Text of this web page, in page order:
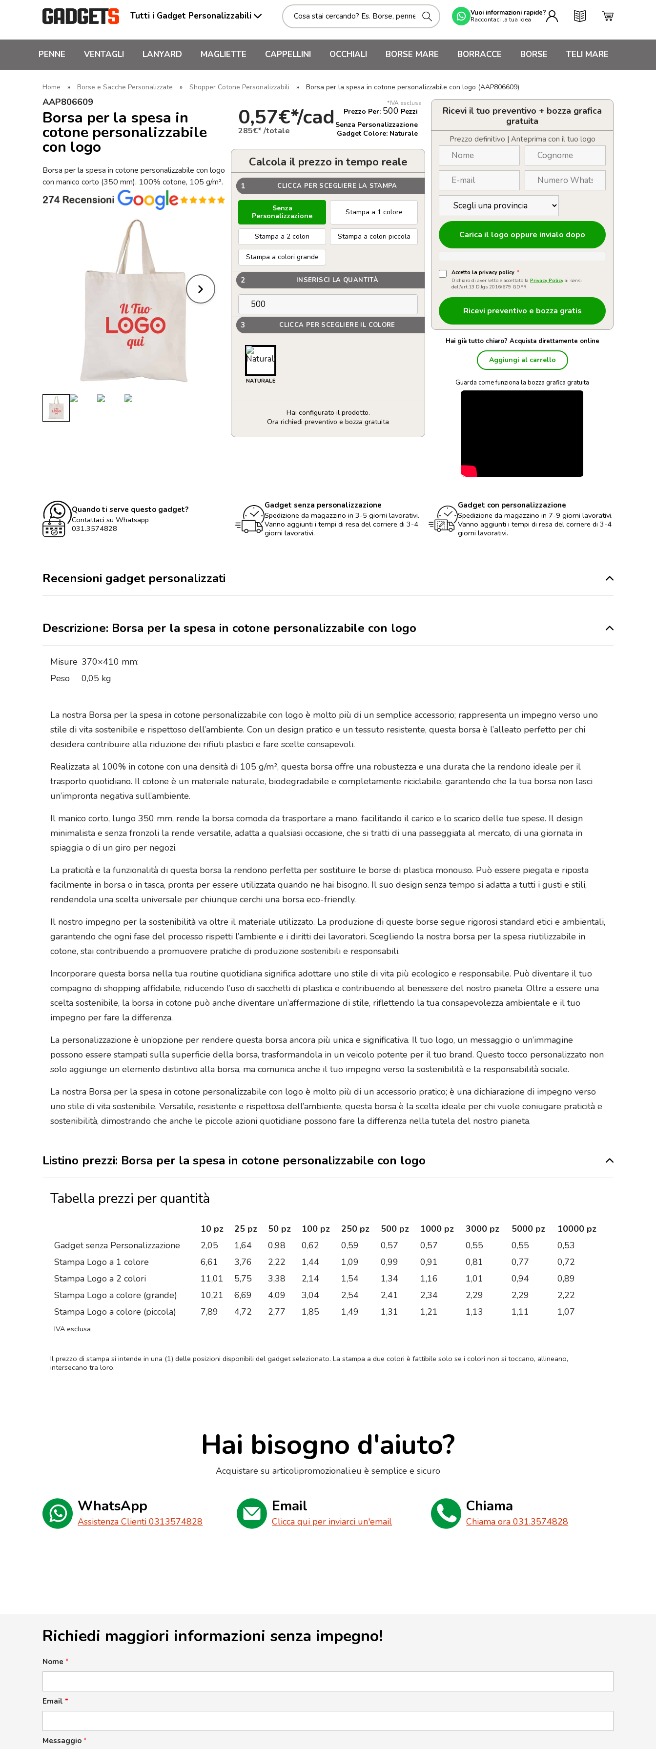
Tutti i Gadget Personalizzabili Vuoi informazioni rapide?
Raccontaci la tua idea
PENNE VENTAGLI LANYARD MAGLIETTE CAPPELLINI OCCHIALI BORSE MARE BORRACCE BORSE TELI MARE
Home » Borse e Sacche Personalizzate » Shopper Cotone Personalizzabili » Borsa per la spesa in cotone personalizzabile con logo (AAP806609)
AAP806609
Borsa per la spesa in
cotone personalizzabile
con logo
Borsa per la spesa in cotone personalizzabile con logo
con manico corto (350 mm). 100% cotone, 105 g/m².
*IVA esclusa
0,57€*/cad
285€* /totale
Prezzo Per: 500 Pezzi
Senza Personalizzazione
Gadget Colore: Naturale
Calcola il prezzo in tempo reale
1 CLICCA PER SCEGLIERE LA STAMPA
Senza
Personalizzazione
Stampa a 1 colore
Stampa a 2 colori Stampa a colori piccola
Stampa a colori grande
2 INSERISCI LA QUANTITÀ
3 CLICCA PER SCEGLIERE IL COLORE
NATURALE
Hai configurato il prodotto.
Ora richiedi preventivo e bozza gratuita
Borsa
logo
quantità
Ricevi il tuo preventivo + bozza grafica
gratuita
Prezzo definitivo | Anteprima con il tuo logo
Carica il logo oppure invialo dopo
Accetto la privacy policy *
Dichiaro di aver letto e accettato la Privacy Policy ai sensi
dell'art.13 D.lgs 2016/679 GDPR
Hai già tutto chiaro? Acquista direttamente online
Aggiungi al carrello
Guarda come funziona la bozza grafica gratuita
Quando ti serve questo gadget?
Contattaci su Whatsapp
031.3574828
Gadget senza personalizzazione
Spedizione da magazzino in 3-5 giorni lavorativi.
Vanno aggiunti i tempi di resa del corriere di 3-4
giorni lavorativi.
Gadget con personalizzazione
Spedizione da magazzino in 7-9 giorni lavorativi.
Vanno aggiunti i tempi di resa del corriere di 3-4
giorni lavorativi.
Recensioni gadget personalizzati
Descrizione: Borsa per la spesa in cotone personalizzabile con logo
Misure 370×410 mm:
Peso
0,05 kg
La nostra Borsa per la spesa in cotone personalizzabile con logo è molto più di un semplice accessorio; rappresenta un impegno verso uno
stile di vita sostenibile e rispettoso dell’ambiente. Con un design pratico e un tessuto resistente, questa borsa è l’alleato perfetto per chi
desidera contribuire alla riduzione dei rifiuti plastici e fare scelte consapevoli.
Realizzata al 100% in cotone con una densità di 105 g/m², questa borsa offre una robustezza e una durata che la rendono ideale per il
trasporto quotidiano. Il cotone è un materiale naturale, biodegradabile e completamente riciclabile, garantendo che la tua borsa non lasci
un’impronta negativa sull’ambiente.
Il manico corto, lungo 350 mm, rende la borsa comoda da trasportare a mano, facilitando il carico e lo scarico delle tue spese. Il design
minimalista e senza fronzoli la rende versatile, adatta a qualsiasi occasione, che si tratti di una passeggiata al mercato, di una giornata in
spiaggia o di un giro per negozi.
La praticità e la funzionalità di questa borsa la rendono perfetta per sostituire le borse di plastica monouso. Può essere piegata e riposta
facilmente in borsa o in tasca, pronta per essere utilizzata quando ne hai bisogno. Il suo design senza tempo si adatta a tutti i gusti e stili,
rendendola una scelta universale per chiunque cerchi una borsa eco-friendly.
Il nostro impegno per la sostenibilità va oltre il materiale utilizzato. La produzione di queste borse segue rigorosi standard etici e ambientali,
garantendo che ogni fase del processo rispetti l’ambiente e i diritti dei lavoratori. Scegliendo la nostra borsa per la spesa riutilizzabile in
cotone, stai contribuendo a promuovere pratiche di produzione sostenibili e responsabili.
Incorporare questa borsa nella tua routine quotidiana significa adottare uno stile di vita più ecologico e responsabile. Può diventare il tuo
compagno di shopping affidabile, riducendo l’uso di sacchetti di plastica e contribuendo al benessere del nostro pianeta. Oltre a essere una
scelta sostenibile, la borsa in cotone può anche diventare un’affermazione di stile, riflettendo la tua consapevolezza ambientale e il tuo
impegno per fare la differenza.
La personalizzazione è un’opzione per rendere questa borsa ancora più unica e significativa. Il tuo logo, un messaggio o un’immagine
possono essere stampati sulla superficie della borsa, trasformandola in un veicolo potente per il tuo brand. Questo tocco personalizzato non
solo aggiunge un elemento distintivo alla borsa, ma comunica anche il tuo impegno verso la sostenibilità e la responsabilità sociale.
La nostra Borsa per la spesa in cotone personalizzabile con logo è molto più di un accessorio pratico; è una dichiarazione di impegno verso
uno stile di vita sostenibile. Versatile, resistente e rispettosa dell’ambiente, questa borsa è la scelta ideale per chi vuole coniugare praticità e
sostenibilità, dimostrando che anche le piccole azioni quotidiane possono fare la differenza nella tutela del nostro pianeta.
Listino prezzi: Borsa per la spesa in cotone personalizzabile con logo
Tabella prezzi per quantità
10 pz 25 pz 50 pz 100 pz 250 pz 500 pz 1000 pz 3000 pz 5000 pz
10000 pz
Gadget senza Personalizzazione
2,05 1,64 0,98 0,62 0,59 0,57 0,57 0,55 0,55
0,53
Stampa Logo a 1 colore
6,61 3,76 2,22 1,44 1,09 0,99 0,91 0,81 0,77
0,72
Stampa Logo a 2 colori
11,01 5,75 3,38 2,14 1,54 1,34 1,16 1,01 0,94
0,89
Stampa Logo a colore (grande)
10,21 6,69 4,09 3,04 2,54 2,41 2,34 2,29 2,29
2,22
Stampa Logo a colore (piccola)
7,89 4,72 2,77 1,85 1,49 1,31 1,21 1,13 1,11 1,07
IVA esclusa
Il prezzo di stampa si intende in una (1) delle posizioni disponibili del gadget selezionato. La stampa a due colori è fattibile solo se i colori non si toccano, allineano,
intersecano tra loro.
Hai bisogno d'aiuto?
Acquistare su articolipromozionali.eu è semplice e sicuro
WhatsApp
Assistenza Clienti 0313574828
Email
Clicca qui per inviarci un'email
Chiama
Chiama ora 031.3574828
Richiedi maggiori informazioni senza impegno!
Nome *
Email *
Messaggio *